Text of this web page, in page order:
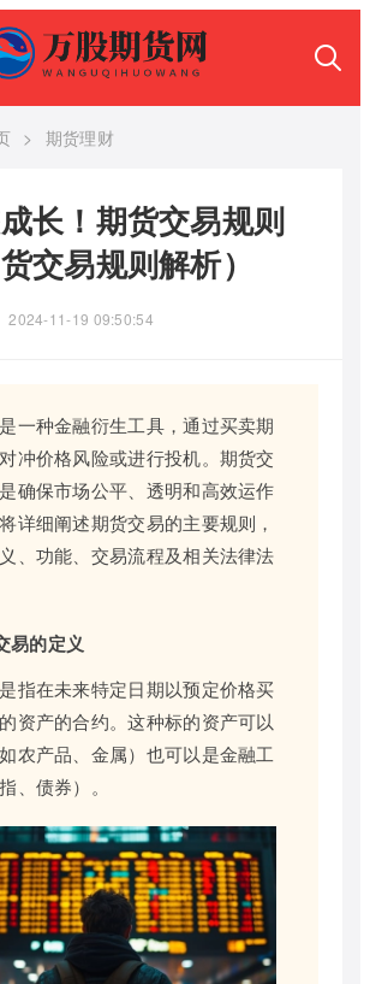
> 期货理财
长！期货交易规则
货交易规则解析）
2024-11-19 09:50:54
一种金融衍生工具，通过买卖期
冲价格风险或进行投机。期货交
确保市场公平、透明和高效运作
详细阐述期货交易的主要规则，
、功能、交易流程及相关法律法
易的定义
指在未来特定日期以预定价格买
资产的合约。这种标的资产可以
农产品、金属）也可以是金融工
、债券）。